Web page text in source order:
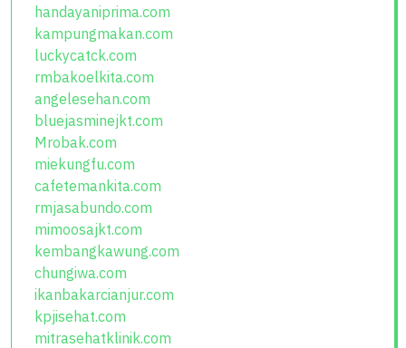
handayaniprima.com
kampungmakan.com
luckycatck.com
rmbakoelkita.com
angelesehan.com
bluejasminejkt.com
Mrobak.com
miekungfu.com
cafetemankita.com
rmjasabundo.com
mimoosajkt.com
kembangkawung.com
chungiwa.com
ikanbakarcianjur.com
kpjisehat.com
mitrasehatklinik.com